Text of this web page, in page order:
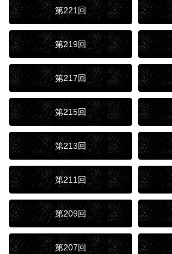
第221回
第219回
第217回
第215回
第213回
第211回
第209回
第207回